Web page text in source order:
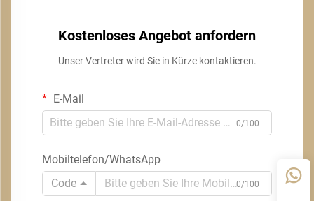
Kostenloses Angebot anfordern
Unser Vertreter wird Sie in Kürze kontaktieren.
E-Mail
0/100
Mobiltelefon/WhatsApp
Code
0/100